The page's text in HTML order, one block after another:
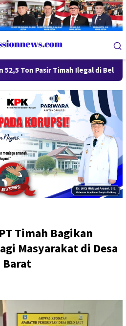
Ilegal di Belitung Berlanjut,
Timah Bagikan
Masyarakat di Desa
Barat